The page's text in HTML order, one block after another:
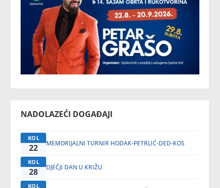
NADOLAZEĆI DOGAĐAJI
KOL
22 MEMORIJALNI TURNIR HODAK-PETRLIĆ-DED-KOS
KOL
28 DJEČJI DAN U KRIŽU
KOL